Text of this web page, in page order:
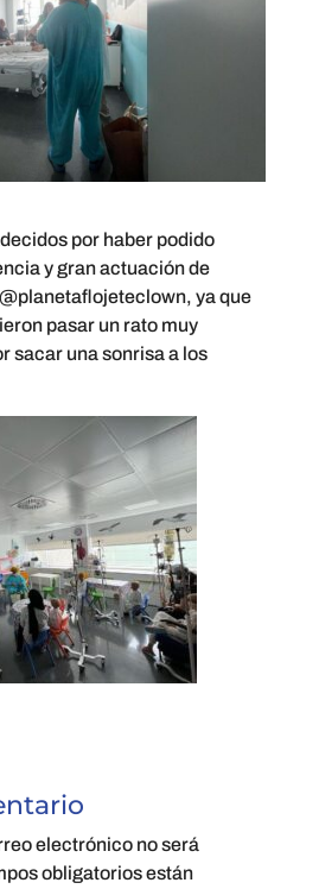
por haber podido
y gran actuación de
ya que
pasar un rato muy
sacar una sonrisa a los
electrónico no será
obligatorios están